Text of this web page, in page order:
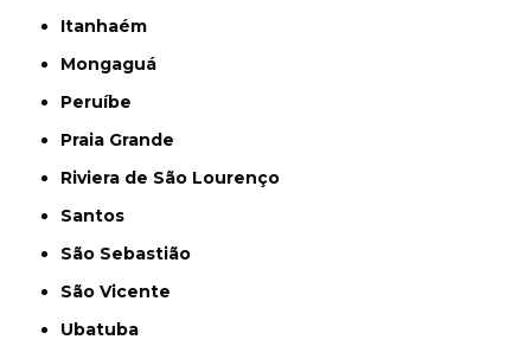
Itanhaém
Mongaguá
Peruíbe
Praia Grande
Riviera de São Lourenço
Santos
São Sebastião
São Vicente
Ubatuba